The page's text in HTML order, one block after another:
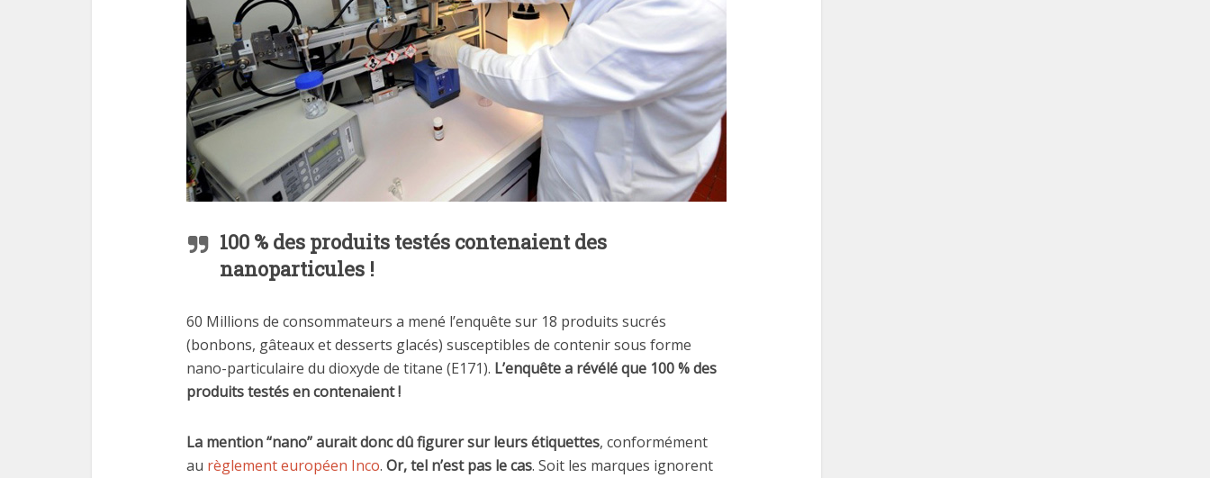
100 % des produits testés contenaient des
nanoparticules !
60 Millions de consommateurs a mené l’enquête sur 18 produits sucrés
(bonbons, gâteaux et desserts glacés) susceptibles de contenir sous forme
nano-particulaire du dioxyde de titane (E171). L’enquête a révélé que 100 % des
produits testés en contenaient !
La mention “nano” aurait donc dû figurer sur leurs étiquettes, conformément
au règlement européen Inco. Or, tel n’est pas le cas. Soit les marques ignorent